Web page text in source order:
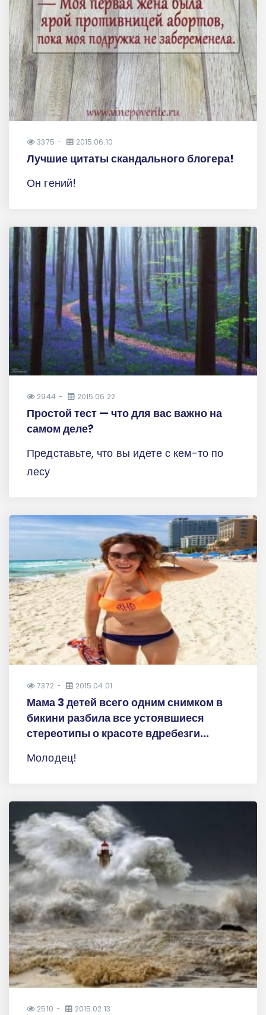
3375 2015.06.10
Лучшие цитаты скандального блогера!
Он гений!
2944 2015.06.22
Простой тест — что для вас важно на
самом деле?
Представьте, что вы идете с кем-то по
лесу
7372 2015.04.01
Мама 3 детей всего одним снимком в
бикини разбила все устоявшиеся
стереотипы о красоте вдребезги...
Молодец!
2510 2015.02.13